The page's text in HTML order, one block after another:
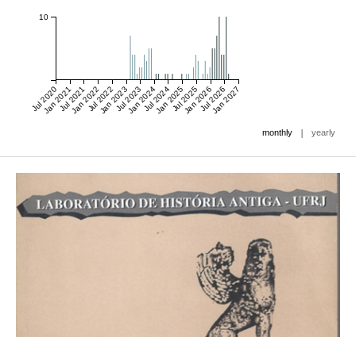
Jul 2020
Jan 2021Jul 2021
Jan 2022Jul 2022
Jan 2023Jul 2023
Jan 2024Jul 2024
Jan 2025Jul 2025
Jan 2026Jul 2026
Jan 2027
10
monthly | yearly